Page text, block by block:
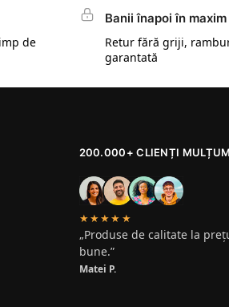
de
Banii înapoi în
Retur fără griji,
garantată
200.000+ CLIENȚI
★★★★★
„Produse de calitate la
bune.”
Matei P.